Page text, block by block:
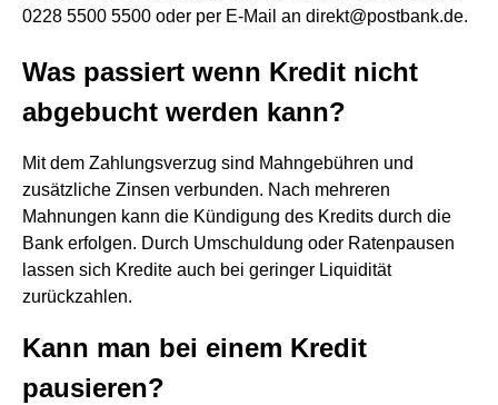
0228 5500 5500 oder per E-Mail an direkt@postbank.de.
Was passiert wenn Kredit nicht
abgebucht werden kann?
Mit dem Zahlungsverzug sind Mahngebühren und
zusätzliche Zinsen verbunden. Nach mehreren
Mahnungen kann die Kündigung des Kredits durch die
Bank erfolgen. Durch Umschuldung oder Ratenpausen
lassen sich Kredite auch bei geringer Liquidität
zurückzahlen.
Kann man bei einem Kredit
pausieren?